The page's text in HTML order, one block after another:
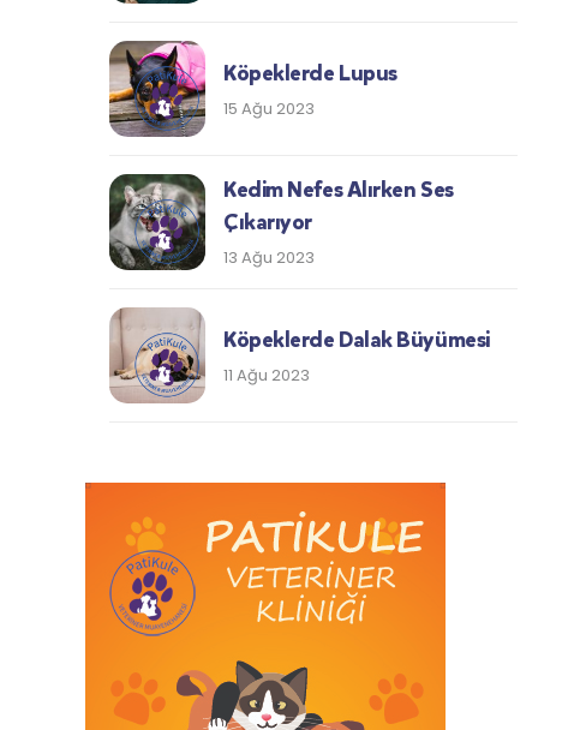
Köpeklerde Lupus
15 Ağu 2023
Kedim Nefes Alırken Ses
Çıkarıyor
13 Ağu 2023
Köpeklerde Dalak Büyümesi
11 Ağu 2023